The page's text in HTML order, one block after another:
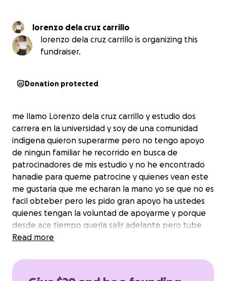
lorenzo dela cruz carrillo
lorenzo dela cruz carrillo is organizing this
fundraiser.
Donation protected
me llamo Lorenzo dela cruz carrillo y estudio dos
carrera en la universidad y soy de una comunidad
indigena quieron superarme pero no tengo apoyo
de ningun familiar he recorrido en busca de
patrocinadores de mis estudio y no he encontrado
hanadie para queme patrocine y quienes vean este
me gustaria que me echaran la mano yo se que no es
facil obteber pero les pido gran apoyo ha ustedes
quienes tengan la voluntad de apoyarme y porque
desde ace tiempo queria salir adelante pero tube
una enfermedad cuando estube enla prepa y me
luchar demi salud dia con dia me alivie ace apenas
Read more